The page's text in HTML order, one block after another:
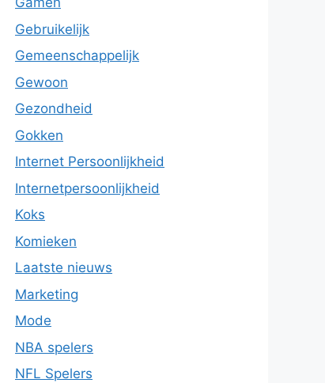
Gebruikelijk
Gemeenschappelijk
Gewoon
Gezondheid
Gokken
Internet Persoonlijkheid
Internetpersoonlijkheid
Koks
Komieken
Laatste nieuws
Marketing
Mode
NBA spelers
NFL Spelers